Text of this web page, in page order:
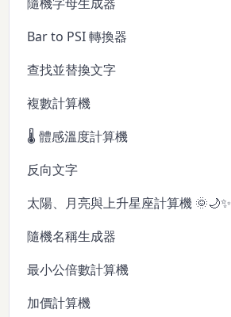
Bar to PSI 轉換器
查找並替換文字
複數計算機
🌡️ 體感溫度計算機
反向文字
太陽、月亮與上升星座計算機 🌞🌙✨
隨機名稱生成器
最小公倍數計算機
加價計算機